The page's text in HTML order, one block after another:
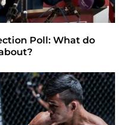
Poll: What do